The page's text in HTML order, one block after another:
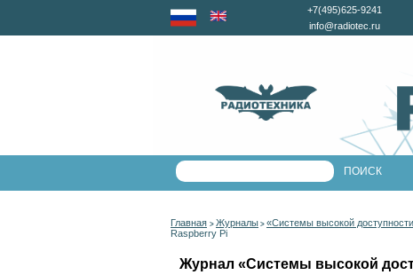
+7(495)625-9241
info@radiotec.ru
Главная > Журналы > «Системы высокой
Raspberry Pi
Журнал «Системы высокой